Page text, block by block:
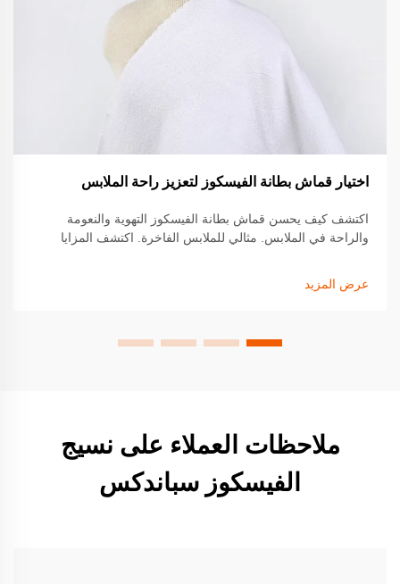
اختيار قماش بطانة الفيسكوز لتعزيز راحة الملابس
اكتشف كيف يحسن قماش بطانة الفيسكوز التهوية والنعومة
والراحة في الملابس. مثالي للملابس الفاخرة. اكتشف المزايا
عرض المزيد
ملاحظات العملاء على نسيج
الفيسكوز سباندكس